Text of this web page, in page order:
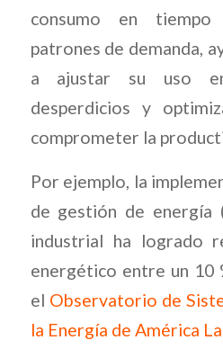
consumo en
patrones de demanda,
a ajustar su uso
desperdicios y
comprometer la
Por ejemplo, la
de gestión de energía
industrial ha logrado
energético entre un 10
el Observatorio de
la Energía de América